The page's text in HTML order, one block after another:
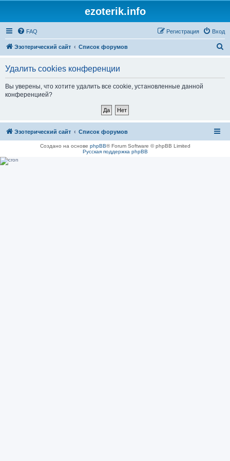
ezoterik.info
FAQ Вход
Регистрация
Эзотерический сайт Список форумов
Удалить cookies конференции
Вы уверены, что хотите удалить все cookie, установленные данной
конференцией?
Эзотерический сайт Список форумов
Создано на основе phpBB® Forum Software © phpBB Limited
Русская поддержка phpBB